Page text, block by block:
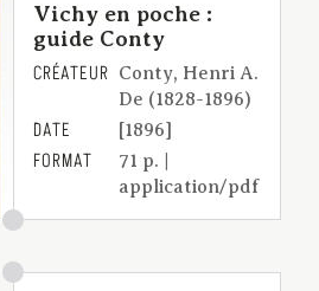
Vichy en poche :
guide Conty
CRÉATEUR Conty, Henri A.
De (1828-1896)
DATE [1896]
FORMAT
71 p. |
application/pdf